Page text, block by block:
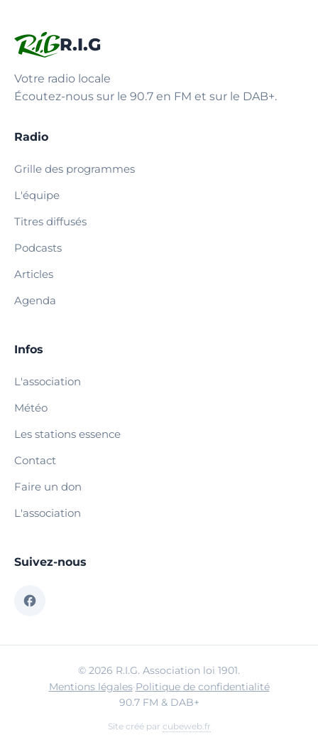
R.I.G
Votre radio locale
Écoutez-nous sur le 90.7 en FM et sur le DAB+.
Radio
Grille des programmes
L'équipe
Titres diffusés
Podcasts
Articles
Agenda
Infos
L'association
Météo
Les stations essence
Contact
Faire un don
L'association
Suivez-nous
© 2026 R.I.G. Association loi 1901.
Mentions légales·Politique de confidentialité
90.7 FM & DAB+
Site créé par cubeweb.fr